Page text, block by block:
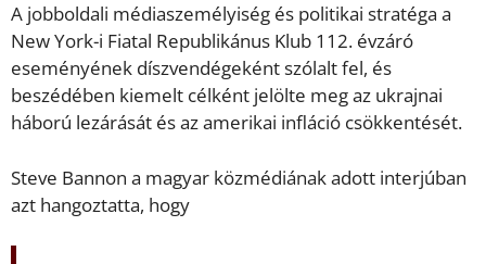
A jobboldali médiaszemélyiség és politikai stratéga a
New York-i Fiatal Republikánus Klub 112. évzáró
eseményének díszvendégeként szólalt fel, és
beszédében kiemelt célként jelölte meg az ukrajnai
háború lezárását és az amerikai infláció csökkentését.
Steve Bannon a magyar közmédiának adott interjúban
azt hangoztatta, hogy